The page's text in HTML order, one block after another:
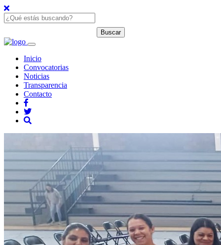
Inicio
Convocatorias
Noticias
Transparencia
Contacto